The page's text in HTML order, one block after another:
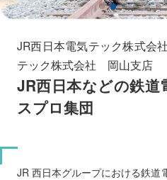
JR西日本電気テック株式
テック株式会社 岡山支店
JR西日本などの鉄道
スプロ集団
JR 西日本グループにおける鉄道